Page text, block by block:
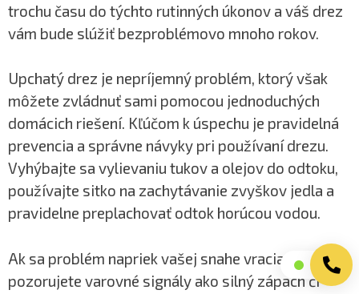
trochu času do týchto rutinných úkonov a váš drez
vám bude slúžiť bezproblémovo mnoho rokov.
Upchatý drez je nepríjemný problém, ktorý však
môžete zvládnuť sami pomocou jednoduchých
domácich riešení. Kľúčom k úspechu je pravidelná
prevencia a správne návyky pri používaní drezu.
Vyhýbajte sa vylievaniu tukov a olejov do odtoku,
používajte sitko na zachytávanie zvyškov jedla a
pravidelne preplachovať odtok horúcou vodou.
Ak sa problém napriek vašej snahe vracia alebo
pozorujete varovné signály ako silný zápach či